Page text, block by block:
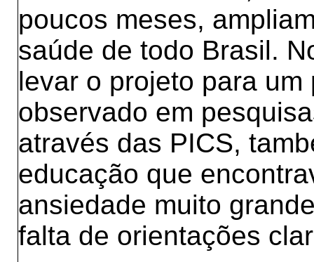
poucos meses,
saúde de todo Brasil.
levar o projeto para
observado em
através das PICS,
educação que
ansiedade muito
falta de orientações